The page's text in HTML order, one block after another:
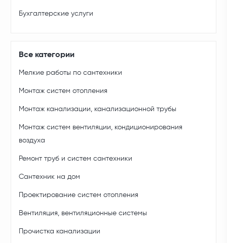
Бухгалтерские услуги
Все категории
Мелкие работы по сантехники
Монтаж систем отопления
Монтаж канализации, канализационной трубы
Монтаж систем вентиляции, кондиционирования
воздуха
Ремонт труб и систем сантехники
Сантехник на дом
Проектирование систем отопления
Вентиляция, вентиляционные системы
Прочистка канализации